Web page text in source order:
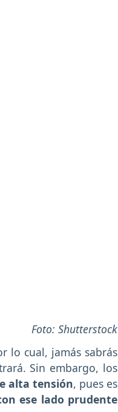
Foto: Shutterstock
lo cual, jamás sabrás
Sin embargo, los
alta tensión, pues es
ese lado prudente